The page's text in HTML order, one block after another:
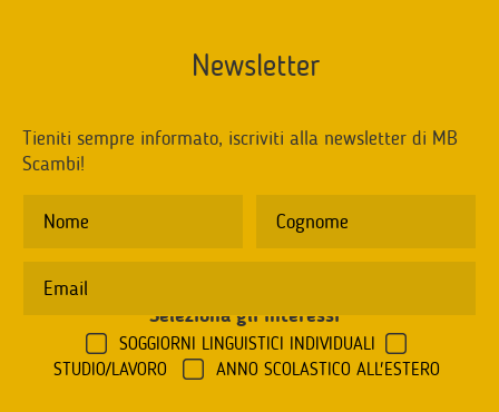
Newsletter
Tieniti sempre informato, iscriviti alla newsletter di MB
Scambi!
Seleziona gli interessi
SOGGIORNI LINGUISTICI INDIVIDUALI
STUDIO/LAVORO
ANNO SCOLASTICO ALL'ESTERO